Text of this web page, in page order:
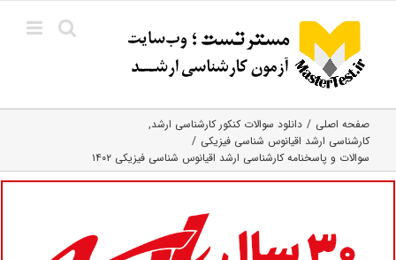
content
صفحه اصلی
دانلود سوالات کنکور کارشناسی ارشد
کارشناسی ارشد اقیانوس‌ شناسی فیزیکی
سوالات و پاسخنامه کارشناسی ارشد اقیانوس شناسی فیزیکی ۱۴۰۲